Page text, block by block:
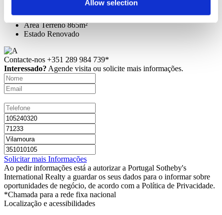
Allow selection
Área Bruta de Construção 536m²
Área Útil 253,3m²
Área Terreno 865m²
Estado Renovado
Contacte-nos +351 289 984 739*
Interessado? Agende visita ou solicite mais informações.
Solicitar mais Informações
Ao pedir informações está a autorizar a Portugal Sotheby's
International Realty a guardar os seus dados para o informar sobre
oportunidades de negócio, de acordo com a Política de Privacidade.
*Chamada para a rede fixa nacional
Localização e acessibilidades